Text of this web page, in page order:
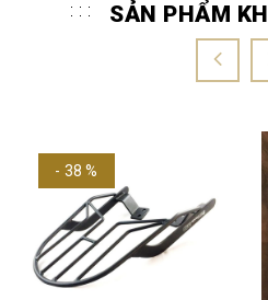
SẢN PHẨM
- 38 %